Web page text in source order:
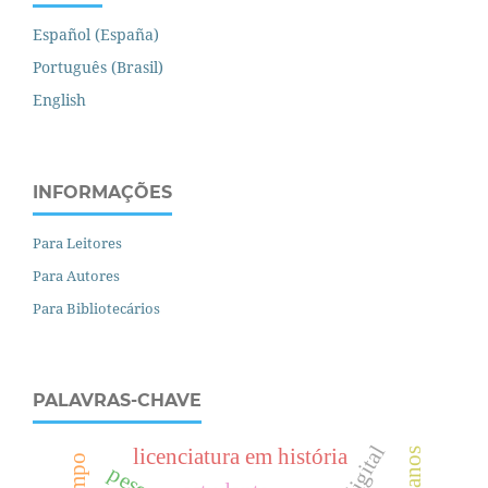
Español (España)
Português (Brasil)
English
INFORMAÇÕES
Para Leitores
Para Autores
Para Bibliotecários
PALAVRAS-CHAVE
licenciatura em história